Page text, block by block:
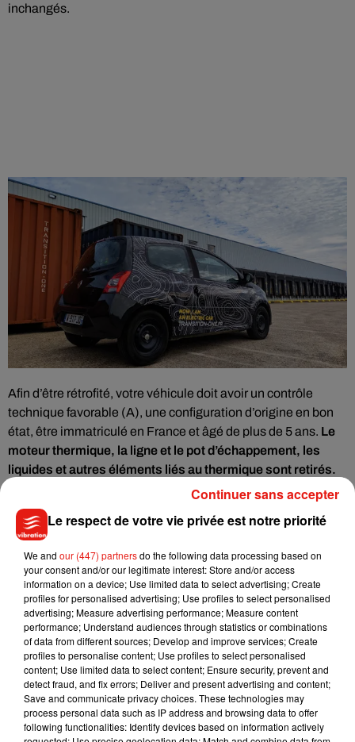
inchangés.
Afin d’être rétrofité, votre véhicule doit avoir un contrôle
technique favorable (A), une configuration d’origine en bon
état, être immatriculé en France et âgé de plus de 5 ans. Le
moteur thermique, la ligne et le pot d’échappement, les
liquides et autres éléments liés au thermique sont retirés.
Ils seront ensuite intégrés dans un circuit court pour
recyclage. Cette unité de rétrofit est conçue par les
ingénieurs de Transition One de sorte à ce que son
Les partenaires installateurs de rétrofit n’auront besoin que
de 4h pour rendre votre véhicule électrique. Transition One
vérifie tous les points de contrôles afin d’assurer une fiabilité
optimale de votre rétrofit et répondre à toutes les exigences
de la réglementation.Un certificat d’homologation vous est
donné, votre nouvelle carte grise électrique ainsi que la
vignette Crit’Air 0. Vous pourrez circuler où vous le désirez
et quand vous le voulez.
Le respect de votre vie privée est notre priorité
We and our (447) partnersdo the following data processing based on
your consent and/or our legitimate interest: Store and/or access
information on a device; Use limited data to select advertising; Create
profiles for personalised advertising; Use profiles to select personalised
advertising; Measure advertising performance; Measure content
performance; Understand audiences through statistics or combinations
of data from different sources; Develop and improve services; Create
profiles to personalise content; Use profiles to select personalised
content; Use limited data to select content; Ensure security, prevent and
detect fraud, and fix errors; Deliver and present advertising and content;
Save and communicate privacy choices. These technologies may
process personal data such as IP address and browsing data to offer
following functionalities: Identify devices based on information actively
Continuer sans accepter